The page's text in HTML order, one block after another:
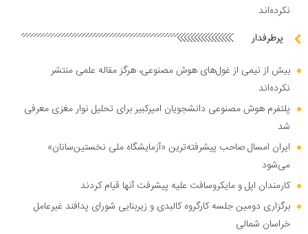
نکرده‌اند
پرطرفدار
بیش از نیمی از غول‌های هوش مصنوعی، هرگز مقاله علمی منتشر
نکرده‌اند
پلتفرم هوش مصنوعی دانشجویان امیرکبیر برای تحلیل نوار مغزی معرفی
شد
ایران امسال صاحب پیشرفته‌ترین «آزمایشگاه ملی نخستین‌سانان»
می‌شود
کارمندان اپل و مایکروسافت علیه پیشرفت آنها قیام کردند
برگزاری دومین جلسه کارگروه کالبدی و زیربنایی شورای پدافند غیرعامل
خراسان شمالی